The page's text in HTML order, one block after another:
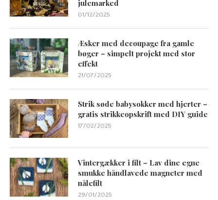
julemarked
01/12/2025
Æsker med decoupage fra gamle
bøger – simpelt projekt med stor
effekt
21/07/2025
Strik søde babysokker med hjerter –
gratis strikkeopskrift med DIY guide
17/02/2025
Vintergækker i filt – Lav dine egne
smukke håndlavede magneter med
nålefilt
29/01/2025